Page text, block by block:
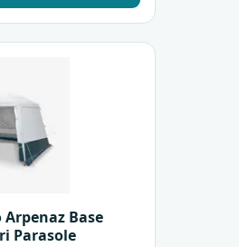
Arpenaz Base
Parasole